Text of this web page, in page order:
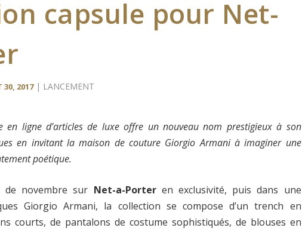
capsule pour Net-
30, 2017| LANCEMENT
en ligne d’articles de luxe offre un nouveau nom prestigieux à son
en invitant la maison de couture Giorgio Armani à imaginer une
poétique.
de novembre sur Net-a-Porteren exclusivité, puis dans une
Giorgio Armani, la collection se compose d’un trench en
courts, de pantalons de costume sophistiqués, de blouses en